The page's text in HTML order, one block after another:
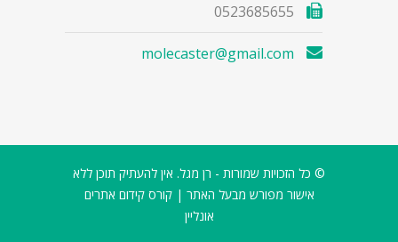
0523685655
molecaster@gmail.com
© כל הזכויות שמורות - רן מגל. אין להעתיק תוכן ללא
אישור מפורש מבעל האתר |קורס קידום אתרים
אונליין